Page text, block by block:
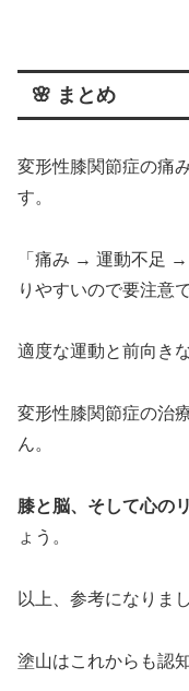
🌸 まとめ
変形性膝関節症の痛
す。
「痛み → 運動不足
りやすいので要注意で
適度な運動と前向き
変形性膝関節症の治
ん。
膝と脳、そして心の
ょう。
以上、参考になりま
塗山はこれからも認